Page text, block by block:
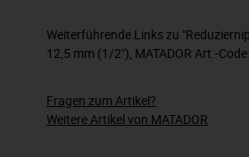
Weiterführende Links zu
12,5 mm (1/2"), MATADOR Art.-
Fragen zum Artikel?
Weitere Artikel von MATADOR